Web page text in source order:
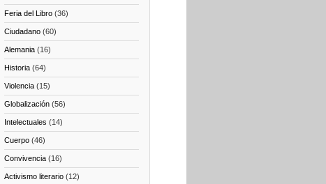
Feria del Libro(36)
Ciudadano(60)
Alemania(16)
Historia(64)
Violencia(15)
Globalización(56)
Intelectuales (14)
Cuerpo(46)
Convivencia(16)
Activismo literario(12)